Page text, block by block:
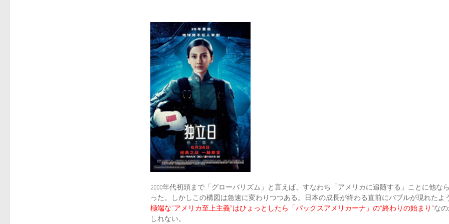
2000年代初頭まで「グローバリズム」と言えば、すなわち「アメリカに追随する」ことに他な
った。しかしこの構図は急速に変わりつつある。日本の成長が終わる直前にバブルが現れたよ
極端な“アメリカ至上主義”はひょっとしたら「パックスアメリカーナ」の“終わりの始まり”な
しれない。